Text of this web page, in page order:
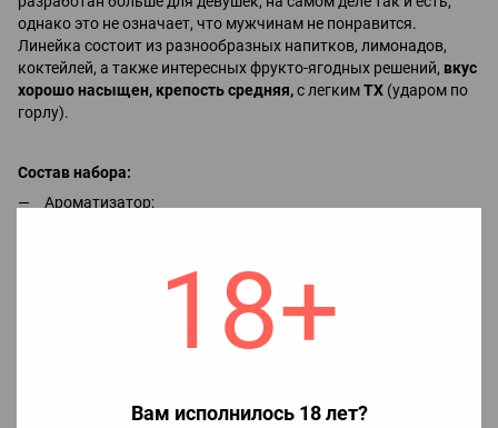
18+
Вам исполнилось 18 лет?
однако это не означает, что мужчинам не понравится.
Линейка состоит из разнообразных напитков, лимонадов,
коктейлей, а также интересных фрукто-ягодных решений, вкус
хорошо насыщен, крепость средняя,с легкимТХ (ударом по
горлу).
Состав набора:
Ароматизатор;
Для приготовления жидкости необходимо: